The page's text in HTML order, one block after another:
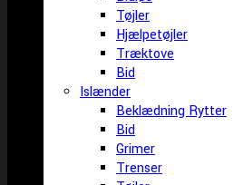
Tøjler
Hjælpetøjler
Træktove
Bid
Islænder
Beklædning Rytter
Bid
Grimer
Trenser